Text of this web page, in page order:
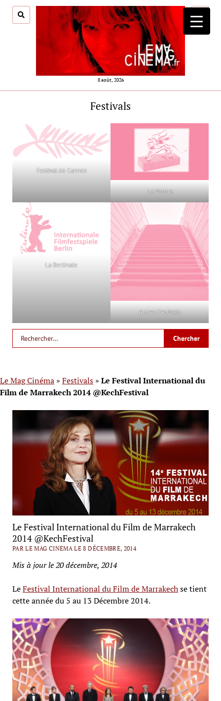
8 août, 2026
menu
Festivals
Festival de Cannes
La Mostra
La Berlinale
Autres Festivals
Le Mag Cinéma » Festivals » Le Festival International du
Film de Marrakech 2014 @KechFestival
Le Festival International du Film de Marrakech
2014 @KechFestival
PAR LE MAG CINEMA LE 8 DÉCEMBRE, 2014
Mis à jour le 20 décembre, 2014
LeFestival International du Film de Marrakechse tient
cette année du 5 au 13 Décembre 2014.